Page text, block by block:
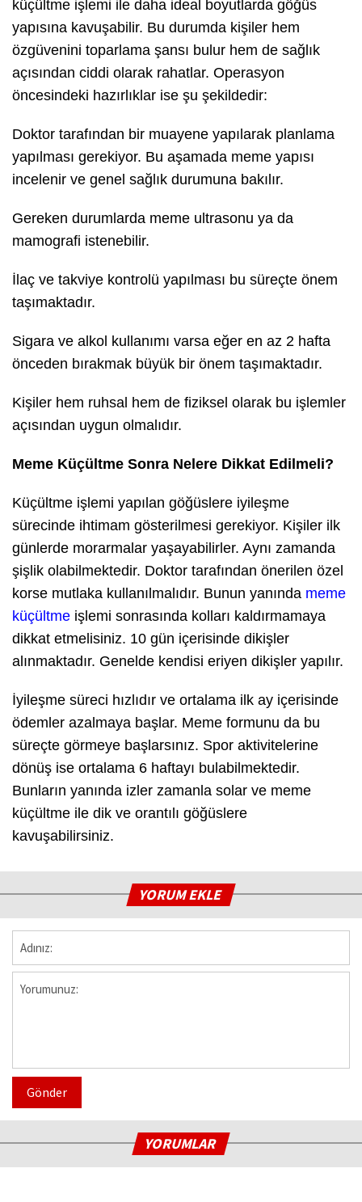
küçültme işlemi ile daha ideal boyutlarda göğüs
yapısına kavuşabilir. Bu durumda kişiler hem
özgüvenini toparlama şansı bulur hem de sağlık
açısından ciddi olarak rahatlar. Operasyon
öncesindeki hazırlıklar ise şu şekildedir:
Doktor tarafından bir muayene yapılarak planlama
yapılması gerekiyor. Bu aşamada meme yapısı
incelenir ve genel sağlık durumuna bakılır.
Gereken durumlarda meme ultrasonu ya da
mamografi istenebilir.
İlaç ve takviye kontrolü yapılması bu süreçte önem
taşımaktadır.
Sigara ve alkol kullanımı varsa eğer en az 2 hafta
önceden bırakmak büyük bir önem taşımaktadır.
Kişiler hem ruhsal hem de fiziksel olarak bu işlemler
açısından uygun olmalıdır.
Meme Küçültme Sonra Nelere Dikkat Edilmeli?
Küçültme işlemi yapılan göğüslere iyileşme
sürecinde ihtimam gösterilmesi gerekiyor. Kişiler ilk
günlerde morarmalar yaşayabilirler. Aynı zamanda
şişlik olabilmektedir. Doktor tarafından önerilen özel
korse mutlaka kullanılmalıdır. Bunun yanında meme
küçültme işlemi sonrasında kolları kaldırmamaya
dikkat etmelisiniz. 10 gün içerisinde dikişler
alınmaktadır. Genelde kendisi eriyen dikişler yapılır.
İyileşme süreci hızlıdır ve ortalama ilk ay içerisinde
ödemler azalmaya başlar. Meme formunu da bu
süreçte görmeye başlarsınız. Spor aktivitelerine
dönüş ise ortalama 6 haftayı bulabilmektedir.
Bunların yanında izler zamanla solar ve meme
küçültme ile dik ve orantılı göğüslere
kavuşabilirsiniz.
YORUM EKLE
Gönder
YORUMLAR